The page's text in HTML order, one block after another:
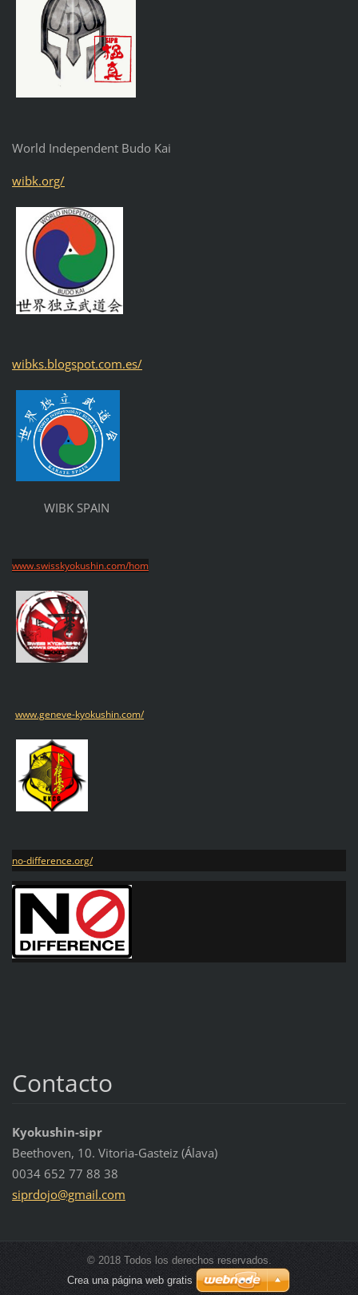
World Independent Budo Kai
wibk.org/
wibks.blogspot.com.es/
WIBK SPAIN
www.swisskyokushin.com/hom
www.geneve-kyokushin.com/
no-difference.org/
Contacto
Kyokushin-sipr
Beethoven, 10. Vitoria-Gasteiz (Álava)
0034 652 77 88 38
siprdojo@gmail.com
© 2018 Todos los derechos reservados.
Crea una página web gratis